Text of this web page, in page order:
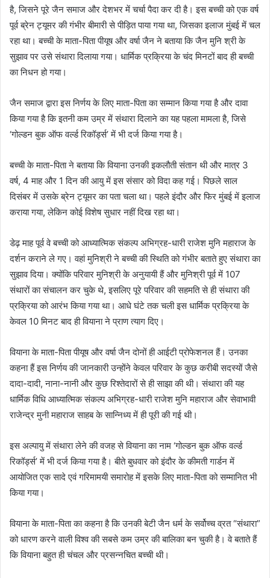
है, जिसने पूरे जैन समाज और देशभर में चर्चा पैदा कर दी है। इस बच्ची को एक वर्ष
पूर्व ब्रेन ट्यूमर की गंभीर बीमारी से पीड़ित पाया गया था, जिसका इलाज मुंबई में चल
रहा था। बच्ची के माता-पिता पीयूष और वर्षा जैन ने बताया कि जैन मुनि श्री के
सुझाव पर उसे संथारा दिलाया गया। धार्मिक प्रक्रिया के चंद मिनटों बाद ही बच्ची
का निधन हो गया।
जैन समाज द्वारा इस निर्णय के लिए माता-पिता का सम्मान किया गया है और दावा
किया गया है कि इतनी कम उम्र में संथारा दिलाने का यह पहला मामला है, जिसे
‘गोल्डन बुक ऑफ वर्ल्ड रिकॉर्ड्स’ में भी दर्ज किया गया है।
बच्ची के माता-पिता ने बताया कि वियाना उनकी इकलौती संतान थी और मात्र 3
वर्ष, 4 माह और 1 दिन की आयु में इस संसार को विदा कह गई। पिछले साल
दिसंबर में उसके ब्रेन ट्यूमर का पता चला था। पहले इंदौर और फिर मुंबई में इलाज
कराया गया, लेकिन कोई विशेष सुधार नहीं दिख रहा था।
डेढ़ माह पूर्व वे बच्ची को आध्यात्मिक संकल्प अभिग्रह-धारी राजेश मुनि महाराज के
दर्शन कराने ले गए। वहां मुनिश्री ने बच्ची की स्थिति को गंभीर बताते हुए संथारा का
सुझाव दिया। क्योंकि परिवार मुनिश्री के अनुयायी हैं और मुनिश्री पूर्व में 107
संथारों का संचालन कर चुके थे, इसलिए पूरे परिवार की सहमति से ही संथारा की
प्रक्रिया को आरंभ किया गया था। आधे घंटे तक चली इस धार्मिक प्रक्रिया के
केवल 10 मिनट बाद ही वियाना ने प्राण त्याग दिए।
वियाना के माता-पिता पीयूष और वर्षा जैन दोनों ही आईटी प्रोफेशनल हैं। उनका
कहना हैं इस निर्णय की जानकारी उन्होंने केवल परिवार के कुछ करीबी सदस्यों जैसे
दादा-दादी, नाना-नानी और कुछ रिश्तेदारों से ही साझा की थी। संथारा की यह
धार्मिक विधि आध्यात्मिक संकल्प अभिग्रह-धारी राजेश मुनि महाराज और सेवाभावी
राजेन्द्र मुनी महाराज साहब के सान्निध्य में ही पूरी की गई थी।
इस अल्पायु में संथारा लेने की वजह से वियाना का नाम ‘गोल्डन बुक ऑफ वर्ल्ड
रिकॉर्ड्स’ में भी दर्ज किया गया है। बीते बुधवार को इंदौर के कीमती गार्डन में
आयोजित एक सादे एवं गरिमामयी समारोह में इसके लिए माता-पिता को सम्मानित भी
किया गया।
वियाना के माता-पिता का कहना है कि उनकी बेटी जैन धर्म के सर्वोच्च व्रत “संथारा”
को धारण करने वाली विश्व की सबसे कम उम्र की बालिका बन चुकी है। वे बताते हैं
कि वियाना बहुत ही चंचल और प्रसन्नचित बच्ची थी।